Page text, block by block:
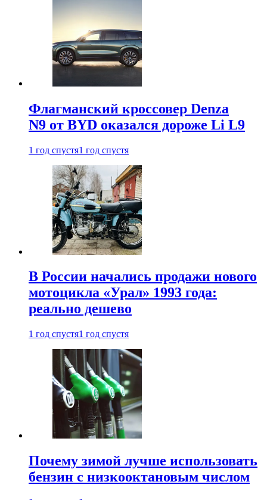
Флагманский кроссовер Denza
N9 от BYD оказался дороже Li L9
1 год спустя1 год спустя
В России начались продажи нового
мотоцикла «Урал» 1993 года:
реально дешево
1 год спустя1 год спустя
Почему зимой лучше использовать
бензин с низкооктановым числом